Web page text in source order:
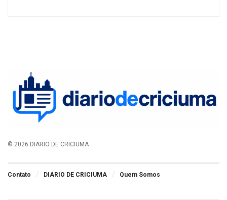
© 2026 DIARIO DE CRICIUMA
Contato DIARIO DE CRICIUMA Quem Somos